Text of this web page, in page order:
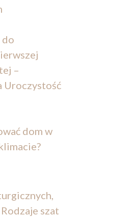
do
–
Uroczystość
dom w
szat